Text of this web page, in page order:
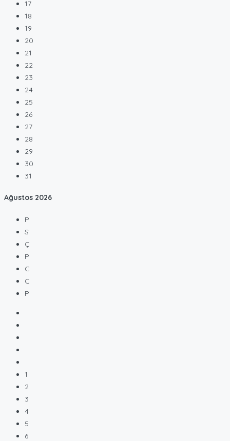
17
18
19
20
21
22
23
24
25
26
27
28
29
30
31
Ağustos 2026
P
S
Ç
P
C
C
P
1
2
3
4
5
6